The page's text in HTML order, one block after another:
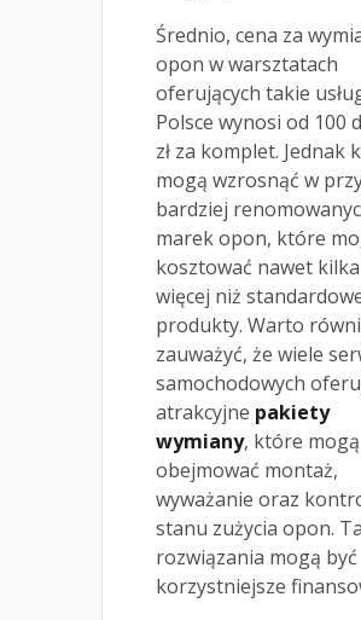
Średnio, cena za
opon w warsztatach
oferujących takie
Polsce wynosi od 100
zł za komplet. Jednak
mogą wzrosnąć w
bardziej
marek opon, które
kosztować nawet
więcej niż
produkty. Warto
zauważyć, że wiele
samochodowych
atrakcyjne pakiety
wymiany, które mogą
obejmować montaż,
wyważanie oraz
stanu zużycia opon.
rozwiązania mogą być
korzystniejsze